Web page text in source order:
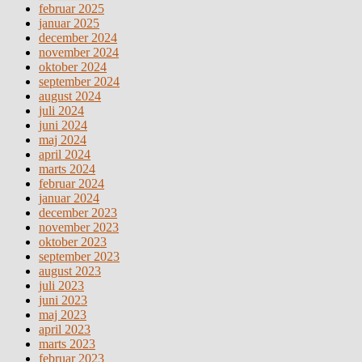
februar 2025
januar 2025
december 2024
november 2024
oktober 2024
september 2024
august 2024
juli 2024
juni 2024
maj 2024
april 2024
marts 2024
februar 2024
januar 2024
december 2023
november 2023
oktober 2023
september 2023
august 2023
juli 2023
juni 2023
maj 2023
april 2023
marts 2023
februar 2023